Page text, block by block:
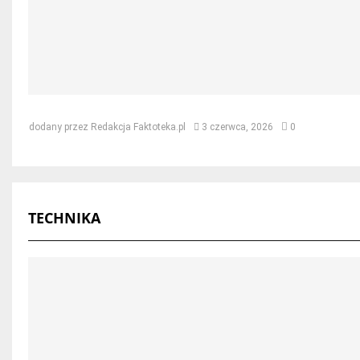
dodany przez Redakcja Faktoteka.pl 3 czerwca, 2026 0
TECHNIKA